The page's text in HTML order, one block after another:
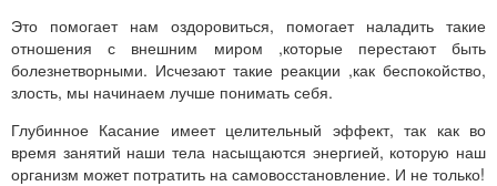
Это помогает нам оздоровиться, помогает наладить такие
отношения с внешним миром ,которые перестают быть
болезнетворными. Исчезают такие реакции ,как беспокойство,
злость, мы начинаем лучше понимать себя.
Глубинное Касание имеет целительный эффект, так как во
время занятий наши тела насыщаются энергией, которую наш
организм может потратить на самовосстановление. И не только!